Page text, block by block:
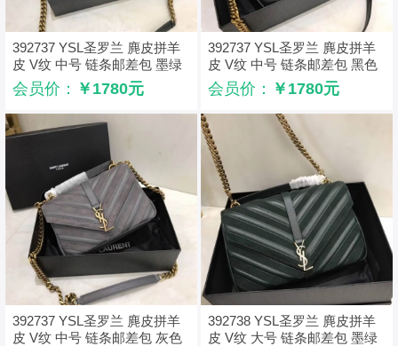
392737 YSL圣罗兰 麂皮拼羊
皮 V纹 中号 链条邮差包 墨绿
色
会员价： ￥1780元
392737 YSL圣罗兰 麂皮拼羊
皮 V纹 中号 链条邮差包 黑色
会员价： ￥1780元
392737 YSL圣罗兰 麂皮拼羊
皮 V纹 中号 链条邮差包 灰色
392738 YSL圣罗兰 麂皮拼羊
皮 V纹 大号 链条邮差包 墨绿